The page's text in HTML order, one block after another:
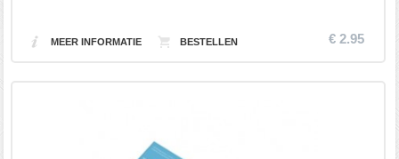
€ 2.95
MEER INFORMATIE